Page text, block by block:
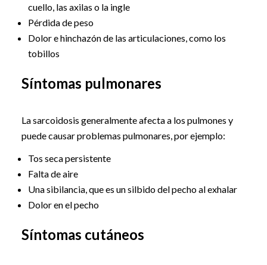
cuello, las axilas o la ingle
Pérdida de peso
Dolor e hinchazón de las articulaciones, como los
tobillos
Síntomas pulmonares
La sarcoidosis generalmente afecta a los pulmones y
puede causar problemas pulmonares, por ejemplo:
Tos seca persistente
Falta de aire
Una sibilancia, que es un silbido del pecho al exhalar
Dolor en el pecho
Síntomas cutáneos